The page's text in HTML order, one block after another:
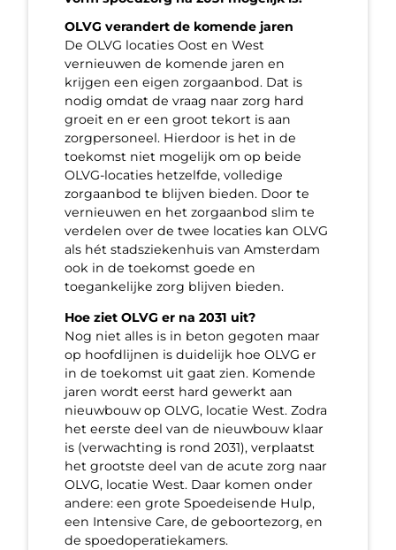
OLVG verandert de komende jaren
De OLVG locaties Oost en West
vernieuwen de komende jaren en
krijgen een eigen zorgaanbod. Dat is
nodig omdat de vraag naar zorg hard
groeit en er een groot tekort is aan
zorgpersoneel. Hierdoor is het in de
toekomst niet mogelijk om op beide
OLVG-locaties hetzelfde, volledige
zorgaanbod te blijven bieden. Door te
vernieuwen en het zorgaanbod slim te
verdelen over de twee locaties kan OLVG
als hét stadsziekenhuis van Amsterdam
ook in de toekomst goede en
toegankelijke zorg blijven bieden.
Hoe ziet OLVG er na 2031 uit?
Nog niet alles is in beton gegoten maar
op hoofdlijnen is duidelijk hoe OLVG er
in de toekomst uit gaat zien. Komende
jaren wordt eerst hard gewerkt aan
nieuwbouw op OLVG, locatie West. Zodra
het eerste deel van de nieuwbouw klaar
is (verwachting is rond 2031), verplaatst
het grootste deel van de acute zorg naar
OLVG, locatie West. Daar komen onder
andere: een grote Spoedeisende Hulp,
een Intensive Care, de geboortezorg, en
de spoedoperatiekamers.